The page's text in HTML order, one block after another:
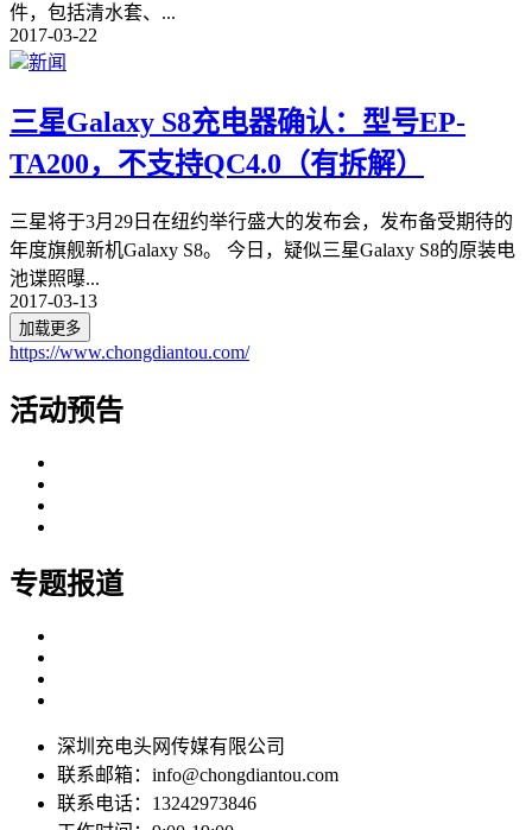
件，包括清水套、 ...
2017-03-22
新闻
三星Galaxy S8充电器确认：型号EP-
TA200，不支持QC4.0（有拆解）
三星将于3月29日在纽约举行盛大的发布会，发布备受期待的
年度旗舰新机Galaxy S8。 今日，疑似三星Galaxy S8的原装电
池谍照曝...
2017-03-13
加载更多
https://www.chongdiantou.com/
活动预告
专题报道
深圳充电头网传媒有限公司
联系邮箱：info@chongdiantou.com
联系电话：13242973846